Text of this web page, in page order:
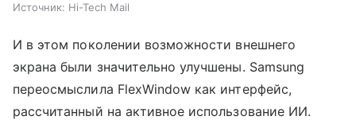
Источник: Hi-Tech Mail
И в этом поколении возможности внешнего
экрана были значительно улучшены. Samsung
переосмыслила FlexWindow как интерфейс,
рассчитанный на активное использование ИИ.